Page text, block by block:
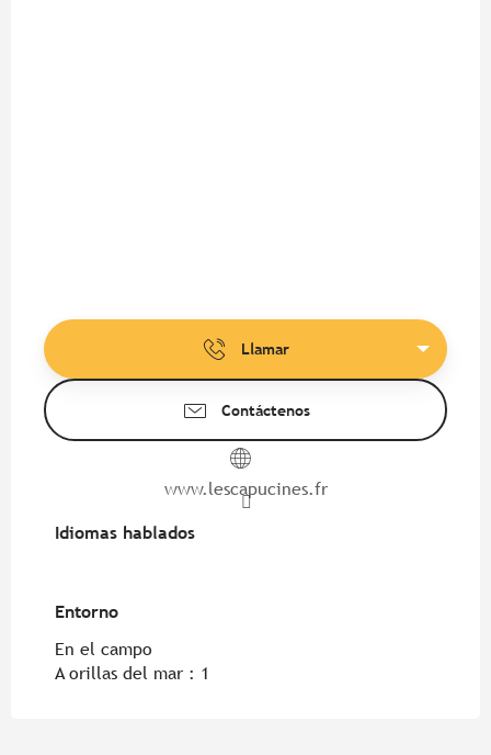
Llamar
Contáctenos
www.lescapucines.fr
Idiomas hablados
Idiomas hablados
Entorno
Entorno
En el campo
A orillas del mar : 1